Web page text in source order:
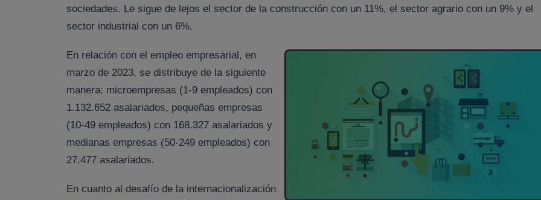
sociedades. Le sigue de lejos el sector de la construcción con un 11%, el sector agrario con un 9% y el
sector industrial con un 6%.
En relación con el empleo empresarial, en
marzo de 2023, se distribuye de la siguiente
manera: microempresas (1-9 empleados) con
1.132.652 asalariados, pequeñas empresas
(10-49 empleados) con 168.327 asalariados y
medianas empresas (50-249 empleados) con
27.477 asalariados.
En cuanto al desafío de la internacionalización